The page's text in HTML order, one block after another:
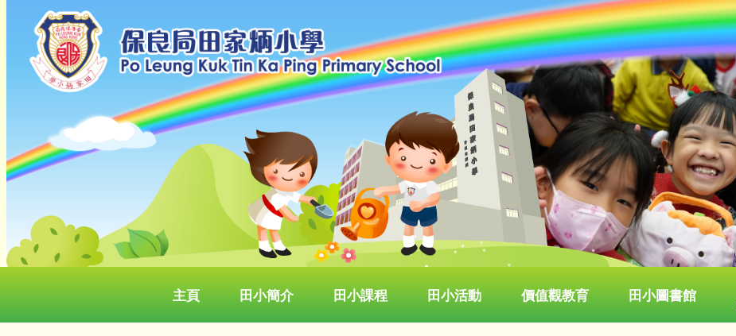
主頁 田小簡介 田小課程 田小活動 價值觀教育 田小圖書館